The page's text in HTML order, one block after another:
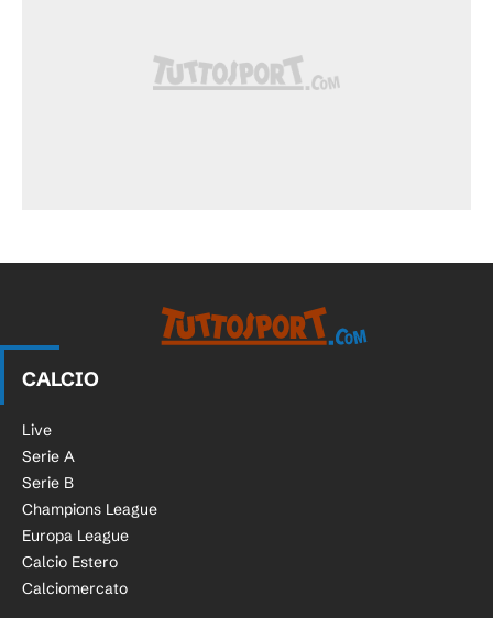
CALCIO
Live
Serie A
Serie B
Champions League
Europa League
Calcio Estero
Calciomercato